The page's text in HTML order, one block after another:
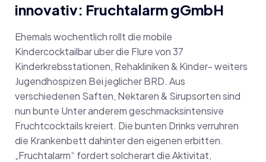
innovativ: Fruchtalarm gGmbH
Ehemals wochentlich rollt die mobile
Kindercocktailbar uber die Flure von 37
Kinderkrebsstationen, Rehakliniken & Kinder- weiters
Jugendhospizen Bei jeglicher BRD. Aus
verschiedenen Saften, Nektaren & Sirupsorten sind
nun bunte Unter anderem geschmacksintensive
Fruchtcocktails kreiert. Die bunten Drinks verruhren
die Krankenbett dahinter den eigenen erbitten.
„Fruchtalarm“ fordert solcherart die Aktivitat,